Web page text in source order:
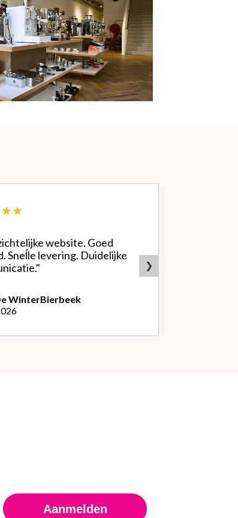
website. Goed
Sneĺle levering. Duidelijke
WinterBierbeek
❯
Aanmelden